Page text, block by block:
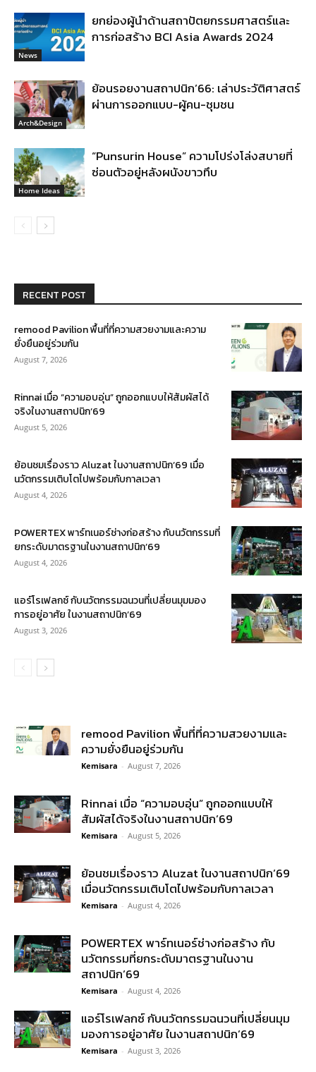
News
ยกย่องผู้นำด้านสถาปัตยกรรมศาสตร์และ
การก่อสร้าง BCI Asia Awards 2024
Arch&Design
ย้อนรอยงานสถาปนิก’66: เล่าประวัติศาสตร์
ผ่านการออกแบบ-ผู้คน-ชุมชน
Home Ideas
“Punsurin House” ความโปร่งโล่งสบายที่
ซ่อนตัวอยู่หลังผนังขาวทึบ
RECENT POST
remood Pavilion พื้นที่ที่ความสวยงามและความ
ยั่งยืนอยู่ร่วมกัน
August 7, 2026
Rinnai เมื่อ “ความอบอุ่น” ถูกออกแบบให้สัมผัสได้
จริงในงานสถาปนิก’69
August 5, 2026
ย้อนชมเรื่องราว Aluzat ในงานสถาปนิก’69 เมื่อ
นวัตกรรมเติบโตไปพร้อมกับกาลเวลา
August 4, 2026
POWERTEX พาร์ทเนอร์ช่างก่อสร้าง กับนวัตกรรมที่
ยกระดับมาตรฐานในงานสถาปนิก’69
August 4, 2026
แอร์โรเฟลกซ์ กับนวัตกรรมฉนวนที่เปลี่ยนมุมมอง
การอยู่อาศัย ในงานสถาปนิก’69
August 3, 2026
remood Pavilion พื้นที่ที่ความสวยงามและ
ความยั่งยืนอยู่ร่วมกัน
Kemisara - August 7, 2026
Rinnai เมื่อ “ความอบอุ่น” ถูกออกแบบให้
สัมผัสได้จริงในงานสถาปนิก’69
Kemisara - August 5, 2026
ย้อนชมเรื่องราว Aluzat ในงานสถาปนิก’69
เมื่อนวัตกรรมเติบโตไปพร้อมกับกาลเวลา
Kemisara - August 4, 2026
POWERTEX พาร์ทเนอร์ช่างก่อสร้าง กับ
นวัตกรรมที่ยกระดับมาตรฐานในงาน
สถาปนิก’69
Kemisara - August 4, 2026
แอร์โรเฟลกซ์ กับนวัตกรรมฉนวนที่เปลี่ยนมุม
มองการอยู่อาศัย ในงานสถาปนิก’69
Kemisara - August 3, 2026